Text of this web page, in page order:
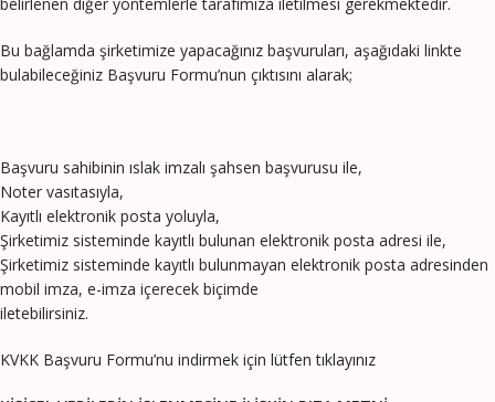
Bu bağlamda şirketimize yapacağınız başvuruları, aşağıdaki linkte
bulabileceğiniz Başvuru Formu’nun çıktısını alarak;
Başvuru sahibinin ıslak imzalı şahsen başvurusu ile,
Noter vasıtasıyla,
Kayıtlı elektronik posta yoluyla,
Şirketimiz sisteminde kayıtlı bulunan elektronik posta adresi ile,
Şirketimiz sisteminde kayıtlı bulunmayan elektronik posta adresinden
mobil imza, e-imza içerecek biçimde
iletebilirsiniz.
KVKK Başvuru Formu’nu indirmek için lütfen tıklayınız